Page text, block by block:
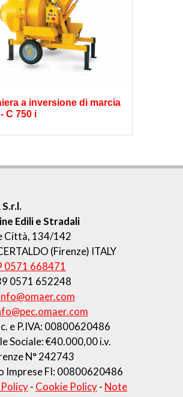
a inversione di marcia
C 750 i
Edili e Stradali
Città, 134/142
(Firenze) ITALY
0571 668471
0571 652248
e P.IVA: 00800620486
Sociale: €40.000,00 i.v.
N° 242743
Imprese FI: 00800620486
- Cookie Policy- Note